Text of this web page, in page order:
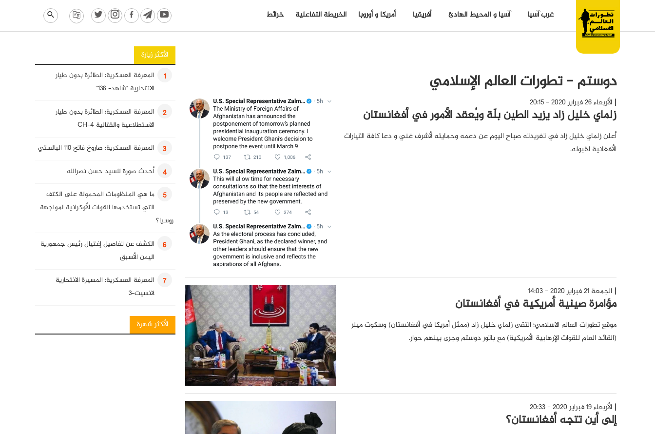
غرب آسيا آسيا و المحيط الهادئ أفريقيا أمريكا و أوروبا الخريطة التفاعلية خرائط
دوستم - تطورات العالم الإسلامي
الأربعاء 26 فبراير 2020 - 20:15
زلماي خليل زاد يزيد الطين بلّة ويُعقد الأمور في أفغانستان
أعلن زلماي خليل زاد في تغريدته صباح اليوم عن دعمه وحمايته لأشرف غني و دعا كافة التيارات
الأفغانية لقبوله.
الجمعة 21 فبراير 2020 - 14:03
مؤامرة صينية أمريكية في أفغانستان
موقع تطورات العالم الاسلامي؛ التقى زلماي خليل زاد (ممثل أمريكا في أفغانستان) وسكوت ميلر
(القائد العام للقوات الإرهابية الأمريكية) مع باتور دوستم وجرى بينهم حوار.
الأربعاء 19 فبراير 2020 - 20:33
إلى أين تتجه أفغانستان؟
الأكثر زيارة
1
المعرفة العسكرية: الطائرة بدون طيار
الانتحارية “شاهد- 136”
2
المعرفة العسكرية: الطائرة بدون طيار
الاستطلاعية والقتالية CH-4
3 المعرفة العسكرية: صاروخ فاتح 110 البالستي
4 أحدث صورة للسيد حسن نصرالله
5
ما هي المنظومات المحمولة على الكتف
التي تستخدمها القوات الأوكرانية لمواجهة
روسيا؟
6
الكشف عن تفاصيل إغتيال رئيس جمهورية
اليمن الأسبق
7
المعرفة العسكرية: المسيرة الانتحارية
لانسيت-3
8 انفوغرافيك: فصائل المقاومة العراقية
الأكثر شهرة